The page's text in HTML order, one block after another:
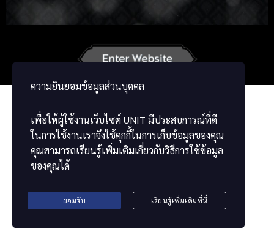
ความยินยอมข้อมูลส่วนบุคคล
เพื่อให้ผู้ใช้งานเว็บไซต์ UNIT มีประสบการณ์ที่ดี
ในการใช้งานเราจึงใช้คุกกี้ในการเก็บข้อมูลของคุณ
คุณสามารถเรียนรู้เพิ่มเติมเกี่ยวกับวิธีการใช้ข้อมูล
ของคุณได้
ยอมรับ เรียนรู้เพิ่มเติมที่นี่
Chinese